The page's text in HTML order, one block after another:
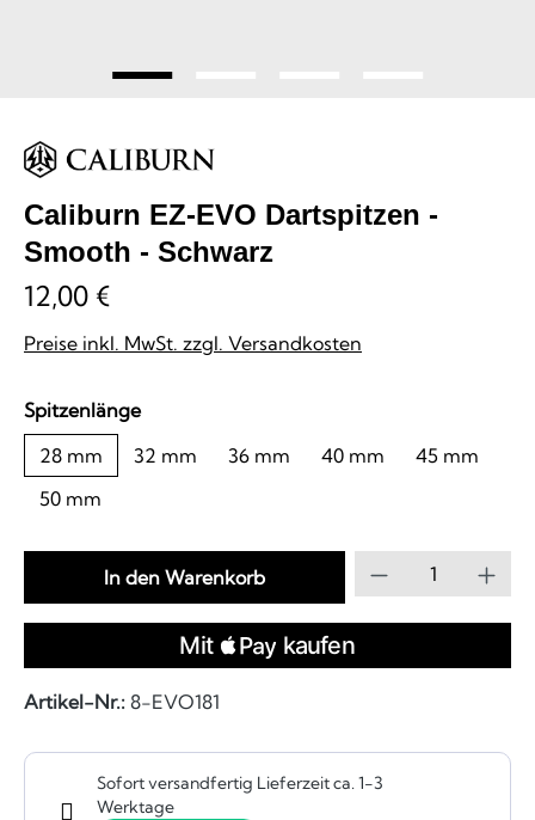
Caliburn EZ-EVO Dartspitzen -
Smooth - Schwarz
12,00 €
Preise inkl. MwSt. zzgl. Versandkosten
Spitzenlängeauswählen
28 mm
32 mm 36 mm 40 mm
45 mm
50 mm
Produkt
In den Warenkorb
Artikel-Nr.: 8-EVO181
Sofort versandfertig Lieferzeit ca. 1-3
Werktage